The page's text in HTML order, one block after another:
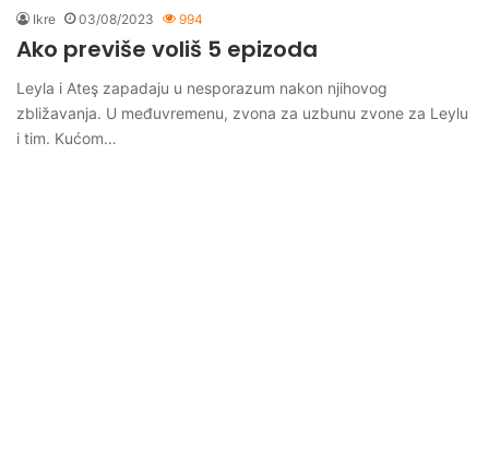
Ikre 03/08/2023 994
Ako previše voliš 5 epizoda
Leyla i Ateş zapadaju u nesporazum nakon njihovog
zbližavanja. U međuvremenu, zvona za uzbunu zvone za Leylu
i tim. Kućom…